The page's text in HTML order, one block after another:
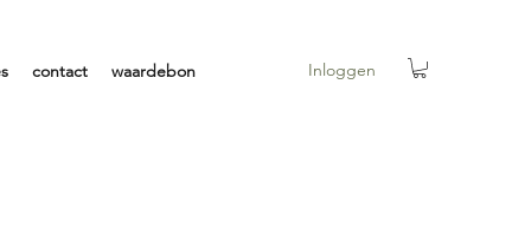
contact waardebon Inloggen